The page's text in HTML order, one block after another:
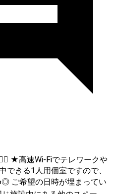
や
い